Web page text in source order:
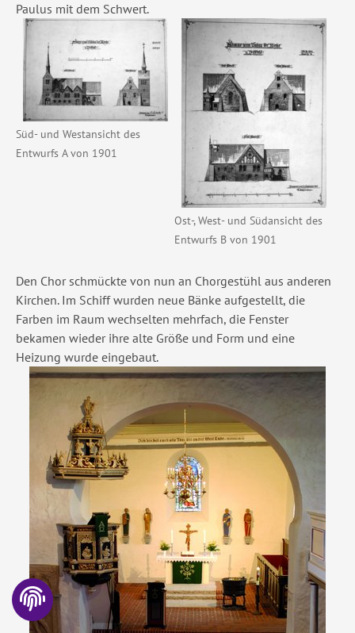
Show larger version
Süd- und Westansicht des
Entwurfs A von 1901
Show larger version
Ost-, West- und Südansicht des
Entwurfs B von 1901
Paulus mit dem Schwert.
Show larger version
Den Chor schmückte von nun an Chorgestühl aus anderen
Kirchen. Im Schiff wurden neue Bänke aufgestellt, die
Farben im Raum wechselten mehrfach, die Fenster
bekamen wieder ihre alte Größe und Form und eine
Heizung wurde eingebaut.